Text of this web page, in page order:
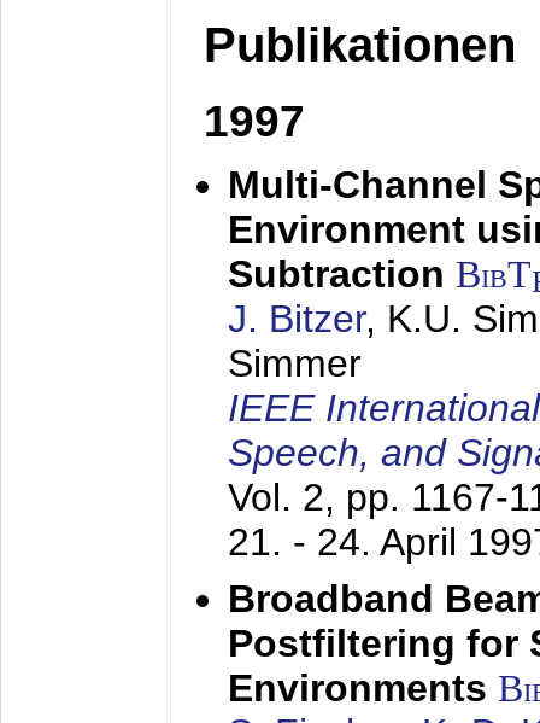
Publikationen
1997
Multi-Channel
Environment
Subtraction BibT
J. Bitzer, K.U.
Simmer
IEEE
Speech, and
Vol. 2, pp. 1167-
21. - 24. April
Broadband
Postfiltering for
Environments